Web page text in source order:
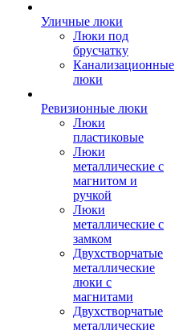
Уличные люки
Люки под
брусчатку
Канализационные
люки
Ревизионные люки
Люки
пластиковые
Люки
металлические с
магнитом и
ручкой
Люки
металлические с
замком
Двухстворчатые
металлические
люки с
магнитами
Двухстворчатые
металлические